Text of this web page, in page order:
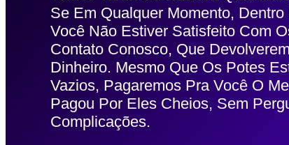
Se Em Qualquer Momento,
Você Não Estiver Satisfeito Com
Contato Conosco, Que
Dinheiro. Mesmo Que Os Potes
Vazios, Pagaremos Pra Você O
Pagou Por Eles Cheios, Sem
Complicações.